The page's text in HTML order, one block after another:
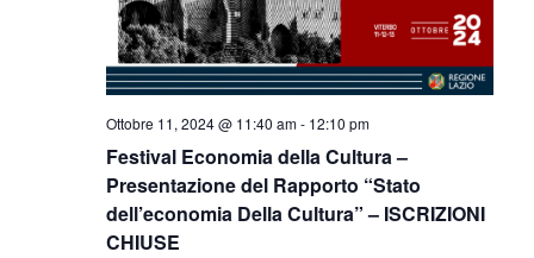
Festival Economia della Cultura –
Presentazione del Rapporto “Stato
dell’economia Della Cultura” – ISCRIZIONI
CHIUSE
Ottobre 11, 2024 @ 11:40 am- 12:10 pm